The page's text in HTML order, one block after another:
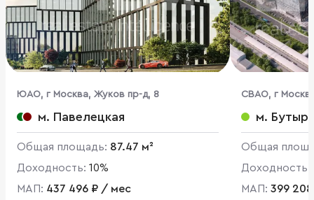
ЮАО, г Москва, Жуков пр-д, 8
м. Павелецкая
Общая площадь: 87.47 м²
Доходность: 10%
МАП: 437 496 ₽ / мес
CВАО, г
м.
Общая
Доходность:
МАП: 399